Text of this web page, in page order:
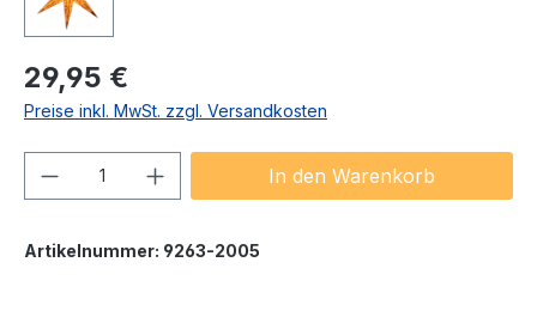
Regulärer Preis:
29,95 €
Preise inkl. MwSt. zzgl. Versandkosten
Produkt Anzahl: Gib denIn den Warenkorb
Artikelnummer: 9263-2005